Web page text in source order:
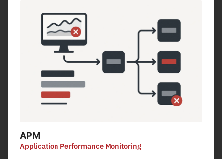
APM
Application Performance Monitoring